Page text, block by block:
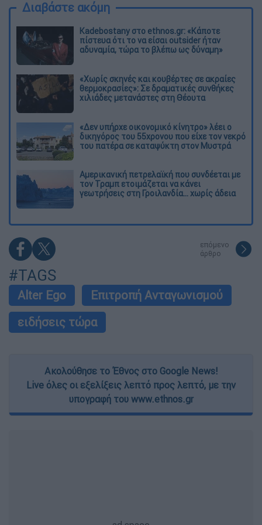
Διαβάστε ακόμη
Kadebostany στο ethnos.gr: «Κάποτε
πίστευα ότι το να είσαι outsider ήταν
αδυναμία, τώρα το βλέπω ως δύναμη»
«Χωρίς σκηνές και κουβέρτες σε ακραίες
θερμοκρασίες»: Σε δραματικές συνθήκες
χιλιάδες μετανάστες στη Θέουτα
«Δεν υπήρχε οικονομικό κίνητρο» λέει ο
δικηγόρος του 55χρονου που είχε τον νεκρό
του πατέρα σε καταψύκτη στον Μυστρά
Αμερικανική πετρελαϊκή που συνδέεται με
τον Τραμπ ετοιμάζεται να κάνει
γεωτρήσεις στη Γροιλανδία... χωρίς άδεια
επόμενο
άρθρο
#TAGS
Alter Ego
Επιτροπή Ανταγωνισμού
ειδήσεις τώρα
Ακολούθησε το Έθνος στο Google News!
Live όλες οι εξελίξεις λεπτό προς λεπτό, με την
υπογραφή του www.ethnos.gr